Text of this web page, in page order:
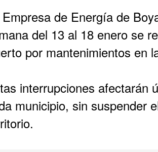
Empresa de Energía de
del 13 al 18 enero se
por mantenimientos en
interrupciones afectarán
municipio, sin suspender